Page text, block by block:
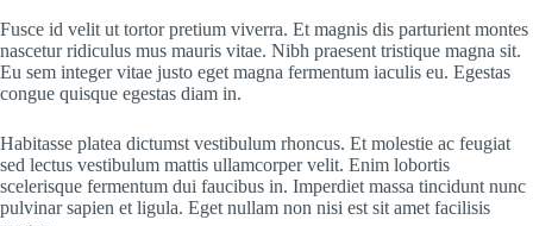
Fusce id velit ut tortor pretium viverra. Et magnis dis parturient montes
nascetur ridiculus mus mauris vitae. Nibh praesent tristique magna sit.
Eu sem integer vitae justo eget magna fermentum iaculis eu. Egestas
congue quisque egestas diam in.
Habitasse platea dictumst vestibulum rhoncus. Et molestie ac feugiat
sed lectus vestibulum mattis ullamcorper velit. Enim lobortis
scelerisque fermentum dui faucibus in. Imperdiet massa tincidunt nunc
pulvinar sapien et ligula. Eget nullam non nisi est sit amet facilisis